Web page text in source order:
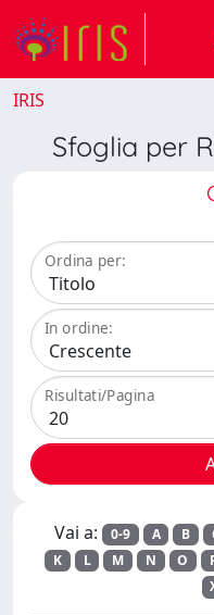
IRIS
Sfoglia per
Ordina per:
In ordine:
Risultati/Pagina
Vai a: 0-9 A B
K
L M N O